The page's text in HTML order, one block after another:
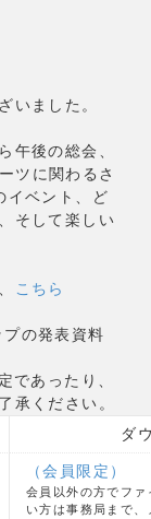
いました。
午後の総会、
ツに関わるさ
イベント、ど
そして楽しい
こちら
の発表資料
であったり、
承ください。
ダ
（会員限定）
会員以外の方でフ
い方は事務局まで